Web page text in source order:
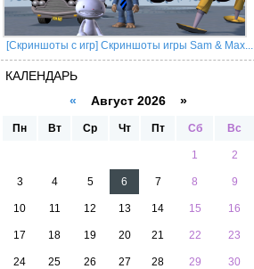
[Скриншоты с игр] Скриншоты игры Sam & Max...
КАЛЕНДАРЬ
« Август 2026 »
Пн Вт Ср Чт Пт Сб Вс
1 2
3 4 5 6 7 8 9
10 11 12 13 14 15 16
17 18 19 20 21 22 23
24 25 26 27 28 29 30